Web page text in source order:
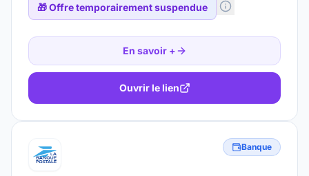
🎁Offre temporairement suspendue
En savoir +
Ouvrir le lien
Banque